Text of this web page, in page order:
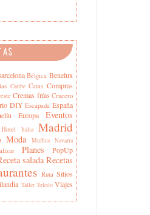
Bélgica Benelux
Caribe Catas Compras
Cremas frías Crucero
DIY Escapada España
Europa Eventos
Hotel Italia Madrid
Moda Muffins Navarra
Planes PopUp
salada Recetas
Ruta Sitios
Taller Toledo Viajes